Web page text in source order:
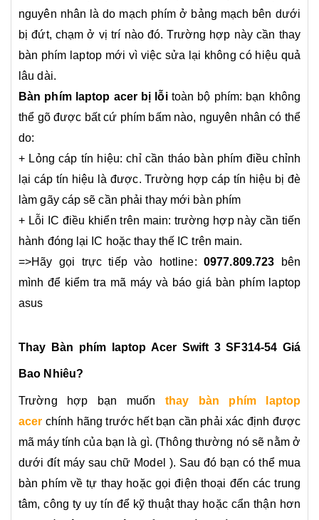
nguyên nhân là do mạch phím ở bảng mạch bên dưới
bị đứt, chạm ở vị trí nào đó. Trường hợp này cần thay
bàn phím laptop mới vì việc sửa lại không có hiệu quả
lâu dài.
Bàn phím laptop acer bị lỗitoàn bộ phím: bạn không
thể gõ được bất cứ phím bấm nào, nguyên nhân có thể
do:
+ Lỏng cáp tín hiệu: chỉ cần tháo bàn phím điều chỉnh
lại cáp tín hiệu là được. Trường hợp cáp tín hiệu bị đè
làm gãy cáp sẽ cần phải thay mới bàn phím
+ Lỗi IC điều khiển trên main: trường hợp này cần tiến
hành đóng lại IC hoặc thay thế IC trên main.
=>Hãy gọi trực tiếp vào hotline:0977.809.723 bên
mình để kiểm tra mã máy và báo giá bàn phím laptop
asus
Thay Bàn phím laptop Acer Swift 3 SF314-54 Giá
Bao Nhiêu?
Trường hợp bạn muốn thay bàn phím laptop
acer chính hãng trước hết bạn cần phải xác định được
mã máy tính của bạn là gì. (Thông thường nó sẽ nằm ở
dưới đít máy sau chữ Model ). Sau đó bạn có thể mua
bàn phím về tự thay hoặc gọi điện thoại đến các trung
tâm, công ty uy tín để kỹ thuật thay hoặc cẩn thận hơn